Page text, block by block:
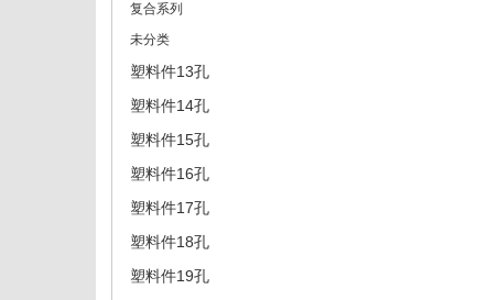
复合系列
未分类
塑料件13孔
塑料件14孔
塑料件15孔
塑料件16孔
塑料件17孔
塑料件18孔
塑料件19孔